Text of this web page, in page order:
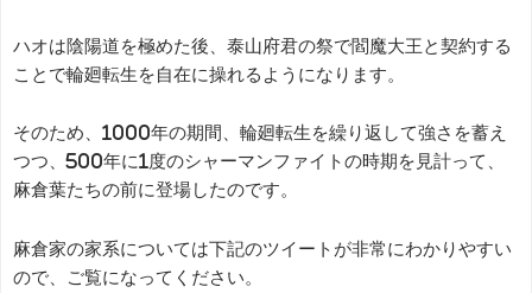
ハオは陰陽道を極めた後、泰山府君の祭で閻魔大王と契約する
ことで輪廻転生を自在に操れるようになります。
そのため、1000年の期間、輪廻転生を繰り返して強さを蓄え
つつ、500年に1度のシャーマンファイトの時期を見計って、
麻倉葉たちの前に登場したのです。
麻倉家の家系については下記のツイートが非常にわかりやすい
ので、ご覧になってください。